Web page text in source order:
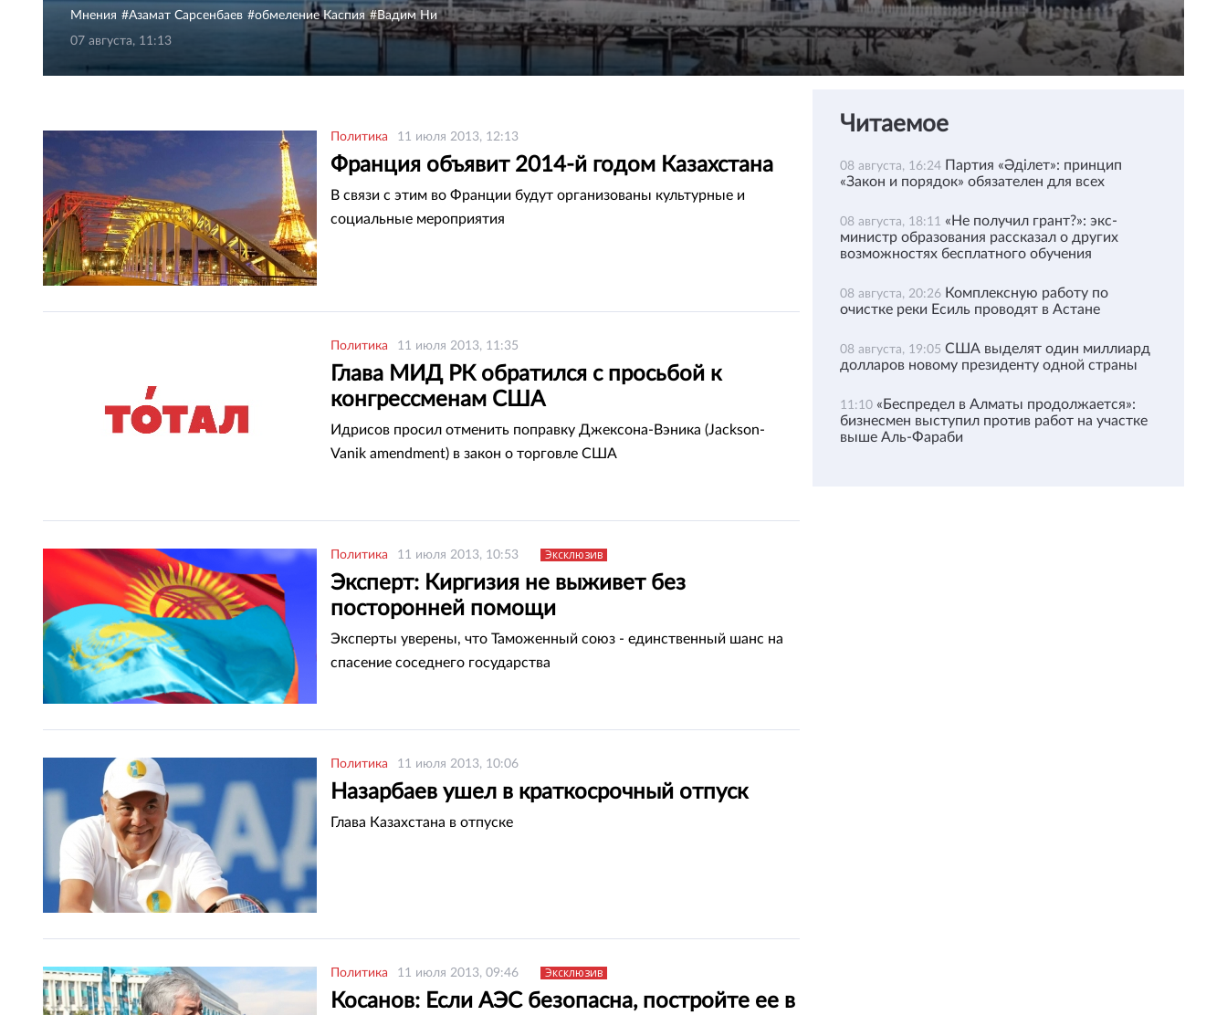
Мнения Азамат Сарсенбаев обмеление Каспия
Вадим Ни
07 августа, 11:13
Политика 11 июля 2013, 12:13
Франция объявит 2014-й годом Казахстана
В связи с этим во Франции будут организованы культурные и
социальные мероприятия
Политика 11 июля 2013, 11:35
Глава МИД РК обратился с просьбой к
конгрессменам США
Идрисов просил отменить поправку Джексона-Вэника (Jackson-
Vanik amendment) в закон о торговле США
Политика 11 июля 2013, 10:53 Эксклюзив
Эксперт: Киргизия не выживет без
посторонней помощи
Эксперты уверены, что Таможенный союз - единственный шанс на
спасение соседнего государства
Политика 11 июля 2013, 10:06
Назарбаев ушел в краткосрочный отпуск
Глава Казахстана в отпуске
Политика 11 июля 2013, 09:46 Эксклюзив
Косанов: Если АЭС безопасна, постройте ее в
Читаемое
08 августа, 16:24 Партия «Әділет»: принцип
«Закон и порядок» обязателен для всех
08 августа, 18:11 «Не получил грант?»: экс-
министр образования рассказал о других
возможностях бесплатного обучения
08 августа, 20:26 Комплексную работу по
очистке реки Есиль проводят в Астане
08 августа, 19:05 США выделят один миллиард
долларов новому президенту одной страны
11:10 «Беспредел в Алматы продолжается»:
бизнесмен выступил против работ на участке
выше Аль-Фараби